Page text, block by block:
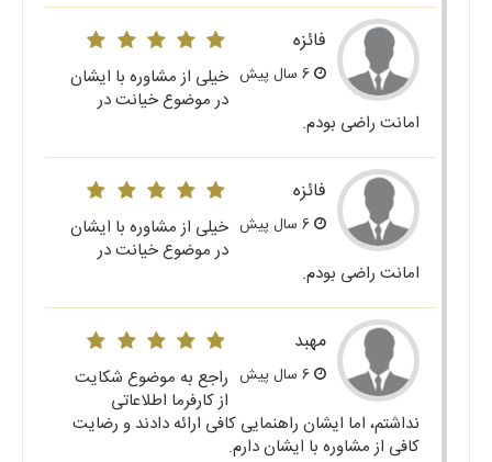
فائزه
خیلی از مشاوره با ایشان
در موضوع خیانت در
امانت راضی بودم.
فائزه
خیلی از مشاوره با ایشان
در موضوع خیانت در
امانت راضی بودم.
مهبد
راجع به موضوع شکایت
از کارفرما اطلاعاتی
نداشتم، اما ایشان راهنمایی کافی ارائه دادند و رضایت
کافی از مشاوره با ایشان دارم.